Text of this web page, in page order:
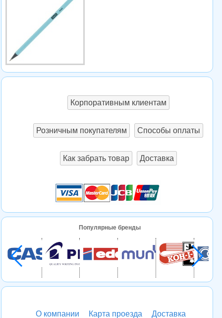
Корпоративным клиентам
Розничным покупателям Способы оплаты
Как забрать товар Доставка
Популярные бренды
О компании Карта проезда Доставка